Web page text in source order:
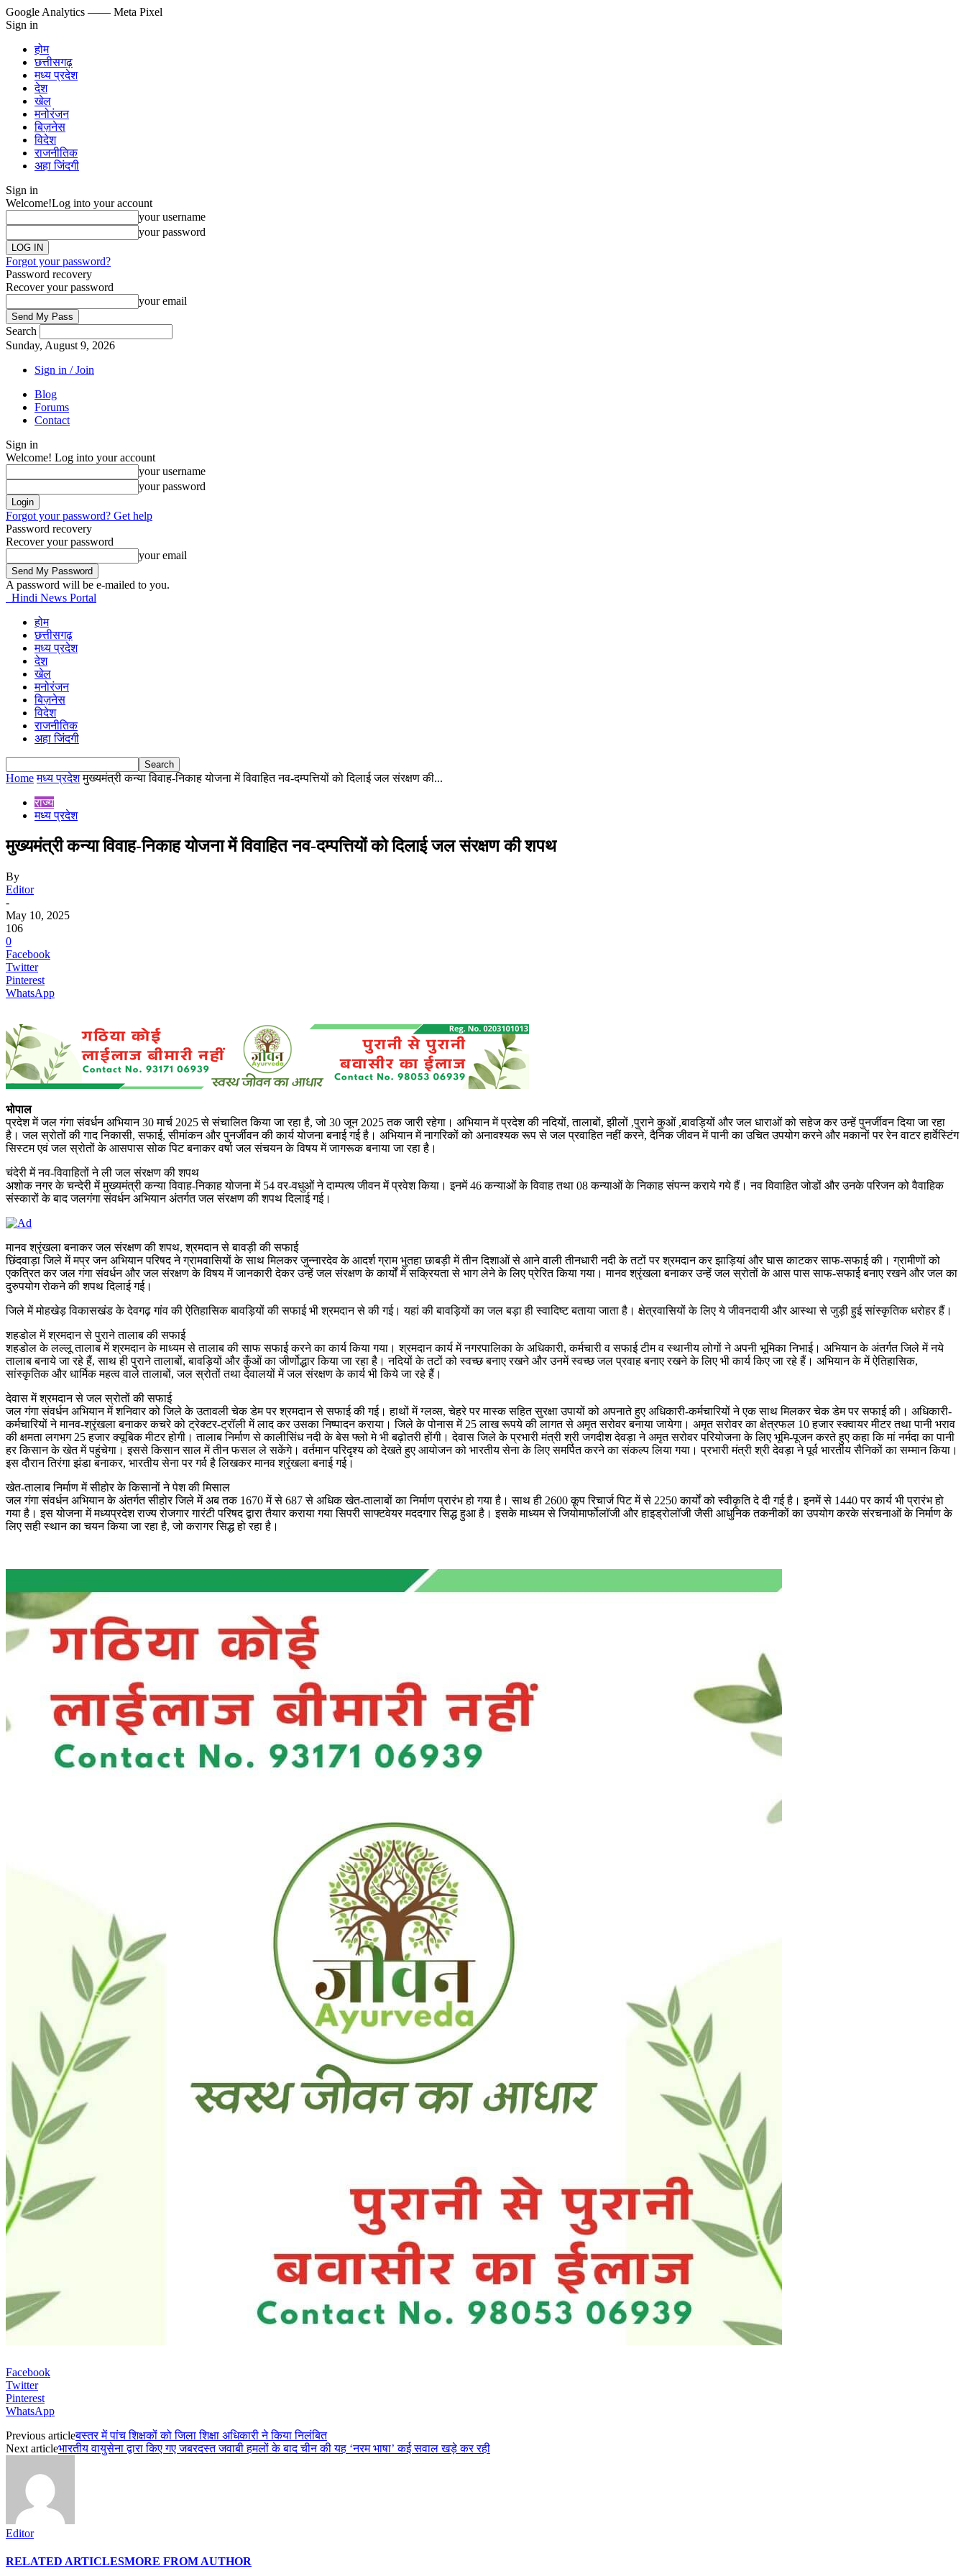
Google Analytics —— Meta Pixel
Sign in
होम
छत्तीसगढ़
मध्य प्रदेश
देश
खेल
मनोरंजन
बिज़नेस
विदेश
राजनीतिक
अहा जिंदगी
Sign in
Welcome!Log into your account
your username
your password
Forgot your password?
Password recovery
Recover your password
your email
Search
Sunday, August 9, 2026
Sign in / Join
Blog
Forums
Contact
Sign in
Welcome! Log into your account
your username
your password
Forgot your password? Get help
Password recovery
Recover your password
your email
A password will be e-mailed to you.
Hindi News Portal
होम
छत्तीसगढ़
मध्य प्रदेश
देश
खेल
मनोरंजन
बिज़नेस
विदेश
राजनीतिक
अहा जिंदगी
Home मध्य प्रदेश मुख्यमंत्री कन्या विवाह-निकाह योजना में विवाहित नव-दम्पत्तियों को दिलाई जल संरक्षण की...
राज्य
मध्य प्रदेश
मुख्यमंत्री कन्या विवाह-निकाह योजना में विवाहित नव-दम्पत्तियों को दिलाई जल संरक्षण की शपथ
By
Editor
-
May 10, 2025
106
0
Facebook
Twitter
Pinterest
WhatsApp
भोपाल
प्रदेश में जल गंगा संवर्धन अभियान 30 मार्च 2025 से संचालित किया जा रहा है, जो 30 जून 2025 तक जारी रहेगा। अभियान में प्रदेश की नदियों, तालाबों, झीलों ,पुराने कुओं ,बावड़ियों और जल धाराओं को सहेज कर उन्हें पुनर्जीवन दिया जा रहा
है। जल स्रोतों की गाद निकासी, सफाई, सीमांकन और पुनर्जीवन की कार्य योजना बनाई गई है। अभियान में नागरिकों को अनावश्यक रूप से जल प्रवाहित नहीं करने, दैनिक जीवन में पानी का उचित उपयोग करने और मकानों पर रेन वाटर हार्वेस्टिंग
सिस्टम एवं जल स्रोतों के आसपास सोक पिट बनाकर वर्षा जल संचयन के विषय में जागरूक बनाया जा रहा है।
चंदेरी में नव-विवाहितों ने ली जल संरक्षण की शपथ
अशोक नगर के चन्देरी में मुख्यमंत्री कन्या विवाह-निकाह योजना में 54 वर-वधुओं ने दाम्पत्य जीवन में प्रवेश किया। इनमें 46 कन्याओं के विवाह तथा 08 कन्याओं के निकाह संपन्न कराये गये हैं। नव विवाहित जोडों और उनके परिजन को वैवाहिक
संस्कारों के बाद जलगंगा संवर्धन अभियान अंतर्गत जल संरक्षण की शपथ दिलाई गई।
मानव श्रृंखला बनाकर जल संरक्षण की शपथ, श्रमदान से बावड़ी की सफाई
छिंदवाड़ा जिले में मप्र जन अभियान परिषद ने ग्रामवासियों के साथ मिलकर जुन्नारदेव के आदर्श ग्राम भुतहा छाबड़ी में तीन दिशाओं से आने वाली तीनधारी नदी के तटों पर श्रमदान कर झाड़ियां और घास काटकर साफ-सफाई की। ग्रामीणों को
एकत्रित कर जल गंगा संवर्धन और जल संरक्षण के विषय में जानकारी देकर उन्हें जल संरक्षण के कार्यों में सक्रियता से भाग लेने के लिए प्रेरित किया गया। मानव श्रृंखला बनाकर उन्हें जल स्रोतों के आस पास साफ-सफाई बनाए रखने और जल का
दुरुपयोग रोकने की शपथ दिलाई गई।
जिले में मोहखेड़ विकासखंड के देवगढ़ गांव की ऐतिहासिक बावड़ियों की सफाई भी श्रमदान से की गई। यहां की बावड़ियों का जल बड़ा ही स्वादिष्ट बताया जाता है। क्षेत्रवासियों के लिए ये जीवनदायी और आस्था से जुड़ी हुई सांस्कृतिक धरोहर हैं।
शहडोल में श्रमदान से पुराने तालाब की सफाई
शहडोल के लल्लू तालाब में श्रमदान के माध्यम से तालाब की साफ सफाई करने का कार्य किया गया। श्रमदान कार्य में नगरपालिका के अधिकारी, कर्मचारी व सफाई टीम व स्थानीय लोगों ने अपनी भूमिका निभाई। अभियान के अंतर्गत जिले में नये
तालाब बनाये जा रहे हैं, साथ ही पुराने तालाबों, बावड़ियों और कुँओं का जीर्णोद्धार किया जा रहा है। नदियों के तटों को स्वच्छ बनाए रखने और उनमें स्वच्छ जल प्रवाह बनाए रखने के लिए भी कार्य किए जा रहे हैं। अभियान के में ऐतिहासिक,
सांस्कृतिक और धार्मिक महत्व वाले तालाबों, जल स्रोतों तथा देवालयों में जल संरक्षण के कार्य भी किये जा रहे हैं।
देवास में श्रमदान से जल स्रोतों की सफाई
जल गंगा संवर्धन अभियान में शनिवार को जिले के उतावली चेक डेम पर श्रमदान से सफाई की गई। हाथों में ग्लव्स, चेहरे पर मास्क सहित सुरक्षा उपायों को अपनाते हुए अधिकारी-कर्मचारियों ने एक साथ मिलकर चेक डेम पर सफाई की। अधिकारी-
कर्मचारियों ने मानव-श्रृंखला बनाकर कचरे को ट्रेक्टर-ट्रॉली में लाद कर उसका निष्पादन कराया। जिले के पोनास में 25 लाख रूपये की लागत से अमृत सरोवर बनाया जायेगा। अमृत सरोवर का क्षेत्रफल 10 हजार स्क्वायर मीटर तथा पानी भराव
की क्षमता लगभग 25 हजार क्यूबिक मीटर होगी। तालाब निर्माण से कालीसिंध नदी के बेस फ्लो मे भी बढ़ोतरी होंगी। देवास जिले के प्रभारी मंत्री श्री जगदीश देवड़ा ने अमृत सरोवर परियोजना के लिए भूमि-पूजन करते हुए कहा कि मां नर्मदा का पानी
हर किसान के खेत में पहुंचेगा। इससे किसान साल में तीन फसल ले सकेंगे। वर्तमान परिदृश्य को देखते हुए आयोजन को भारतीय सेना के लिए समर्पित करने का संकल्प लिया गया। प्रभारी मंत्री श्री देवड़ा ने पूर्व भारतीय सैनिकों का सम्मान किया।
इस दौरान तिरंगा झंडा बनाकर, भारतीय सेना पर गर्व है लिखकर मानव श्रृंखला बनाई गई।
खेत-तालाब निर्माण में सीहोर के किसानों ने पेश की मिसाल
जल गंगा संवर्धन अभियान के अंतर्गत सीहोर जिले में अब तक 1670 में से 687 से अधिक खेत-तालाबों का निर्माण प्रारंभ हो गया है। साथ ही 2600 कूप रिचार्ज पिट में से 2250 कार्यों को स्वीकृति दे दी गई है। इनमें से 1440 पर कार्य भी प्रारंभ हो
गया है। इस योजना में मध्यप्रदेश राज्य रोजगार गारंटी परिषद द्वारा तैयार कराया गया सिपरी साफ्टवेयर मददगार सिद्ध हुआ है। इसके माध्यम से जियोमार्फोलॉजी और हाइड्रोलॉजी जैसी आधुनिक तकनीकों का उपयोग करके संरचनाओं के निर्माण के
लिए सही स्थान का चयन किया जा रहा है, जो करागर सिद्ध हो रहा है।
Facebook
Twitter
Pinterest
WhatsApp
Previous articleबस्तर में पांच शिक्षकों को जिला शिक्षा अधिकारी ने किया निलंबित
Next articleभारतीय वायुसेना द्वारा किए गए जबरदस्त जवाबी हमलों के बाद चीन की यह ‘नरम भाषा’ कई सवाल खड़े कर रही
Editor
RELATED ARTICLESMORE FROM AUTHOR